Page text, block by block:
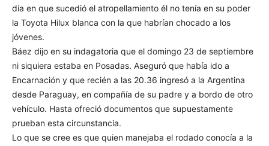
día en que sucedió el atropellamiento él no tenía en su poder
la Toyota Hilux blanca con la que habrían chocado a los
jóvenes.
Báez dijo en su indagatoria que el domingo 23 de septiembre
ni siquiera estaba en Posadas. Aseguró que había ido a
Encarnación y que recién a las 20.36 ingresó a la Argentina
desde Paraguay, en compañía de su padre y a bordo de otro
vehículo. Hasta ofreció documentos que supuestamente
prueban esta circunstancia.
Lo que se cree es que quien manejaba el rodado conocía a la